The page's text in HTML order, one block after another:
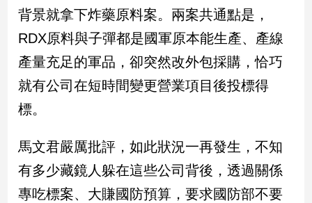
娛
樂
娛
樂
星
聞
行/
尚
追
背景就拿下炸藥原料案。兩案共通點是，
RDX原料與子彈都是國軍原本能生產、產線
產量充足的軍品，卻突然改外包採購，恰巧
就有公司在短時間變更營業項目後投標得
標。
馬文君嚴厲批評，如此狀況一再發生，不知
有多少藏鏡人躲在這些公司背後，透過關係
專吃標案、大賺國防預算，要求國防部不要